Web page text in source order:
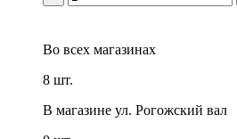
Во всех магазинах
8 шт.
В магазине ул. Рогожский вал